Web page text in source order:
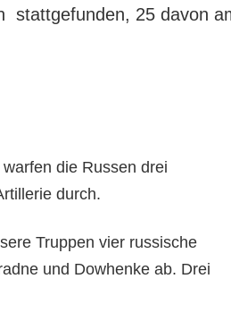
stattgefunden, 25 davon
die Russen drei
durch.
Truppen vier russische
und Dowhenke ab. Drei